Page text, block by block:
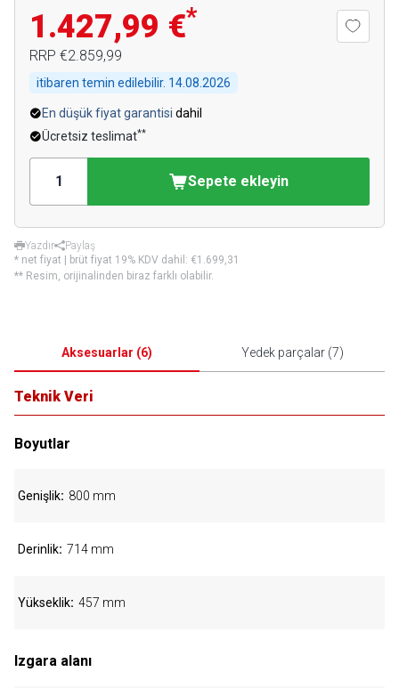
1.427,99 €*
RRP €2.859,99
itibaren temin edilebilir. 14.08.2026
En düşük fiyat garantisi dahil
Ücretsiz teslimat**
Sepete ekleyin
Yazdır
Paylaş
* net fiyat | brüt fiyat 19% KDV dahil: €1.699,31
** Resim, orijinalinden biraz farklı olabilir.
Aksesuarlar (6) Yedek parçalar(7)
Teknik Veri
Boyutlar
Genişlik 800 mm
Derinlik 714 mm
Yükseklik 457 mm
Izgara alanı